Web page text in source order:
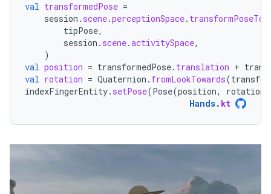
val transformedPose =
session . scene.perceptionSpace. transformPoseTo
tipPose,
session . scene.activitySpace,
)
val position = transformedPose. translation +
val rotation = Quaternion . fromLookTowards(
indexFingerEntity. setPose(Pose(position, rotation
Hands. kt